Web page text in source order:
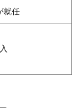
就任